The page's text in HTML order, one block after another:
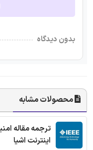
بدون دیدگاه
محصولات مشابه
اینترنت اشیا